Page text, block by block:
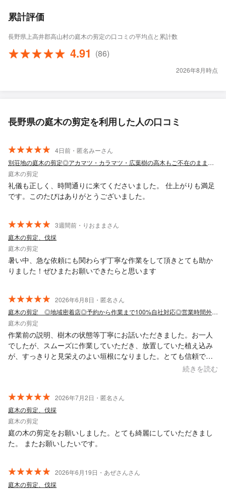
累計評価
長野県上高井郡高山村の庭木の剪定の口コミの平均点と累計数
4.91 (86)
2026年8月時点
長野県の庭木の剪定を利用した人の口コミ
4日前・匿名みーさん
別荘地の庭木の剪定◎アカマツ・カラマツ・広葉樹の高木もご不在のまま対応
庭木の剪定
礼儀も正しく、時間通りに来てくださいました。 仕上がりも満足
です。このたびはありがとうございました。
3週間前・りおままさん
庭木の剪定、伐採
庭木の剪定
暑い中、急な依頼にも関わらず丁寧な作業をして頂きとても助か
りました！ぜひまたお願いできたらと思います
2026年6月8日・匿名さん
庭木の剪定 ◎地域密着店◎予約から作業まで100%自社対応◎営業時間外も対応可能
庭木の剪定
作業前の説明、樹木の状態等丁寧にお話いただきました。お一人
でしたが、スムーズに作業していただき、放置していた植え込み
が、すっきりと見栄えのよい垣根になりました。とても信頼でき
続きを読む
2026年7月2日・匿名さん
庭木の剪定、伐採
庭木の剪定
庭の木の剪定をお願いしました。とても綺麗にしていただきまし
た。 またお願いしたいです。
2026年6月19日・あぜさんさん
庭木の剪定、伐採